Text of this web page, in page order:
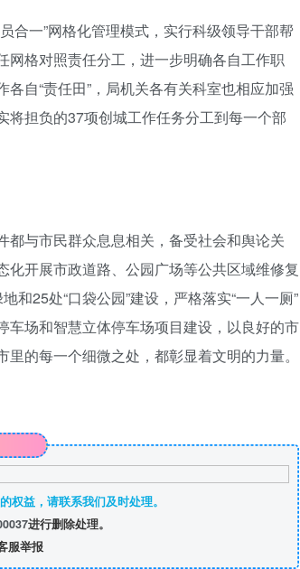
合一”网格化管理模式，实行科级领导干部帮
格对照责任分工，进一步明确各自工作职
自“责任田”，局机关各有关科室也相应加强
担负的37项创城工作任务分工到每一个部
与市民群众息息相关，备受社会和舆论关
开展市政道路、公园广场等公共区域维修复
25处“口袋公园”建设，严格落实“一人一厕”
场和智慧立体停车场项目建设，以良好的市
的每一个细微之处，都彰显着文明的力量。
权益，请联系我们及时处理。
进行删除处理。
服举报